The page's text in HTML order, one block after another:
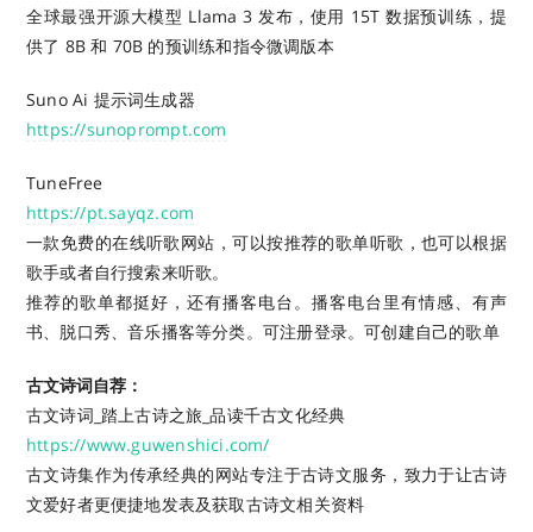
全球最强开源大模型 Llama 3 发布，使用 15T 数据预训练，提
供了 8B 和 70B 的预训练和指令微调版本
Suno Ai 提示词生成器
https://sunoprompt.com
TuneFree
https://pt.sayqz.com
一款免费的在线听歌网站，可以按推荐的歌单听歌，也可以根据
歌手或者自行搜索来听歌。
推荐的歌单都挺好，还有播客电台。播客电台里有情感、有声
书、脱口秀、音乐播客等分类。可注册登录。可创建自己的歌单
古文诗词自荐：
古文诗词_踏上古诗之旅_品读千古文化经典
https://www.guwenshici.com/
古文诗集作为传承经典的网站专注于古诗文服务，致力于让古诗
文爱好者更便捷地发表及获取古诗文相关资料